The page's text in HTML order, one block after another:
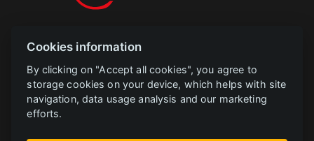
POLAR televize Ostrava s.r.o.
Copyright
2023 |www.polar.cz
PROJEKT FERRIT s.r.o. Implementace informačního systému společnosti
CZ.31.2.0/0.0/0.0/22_014/0005729 je financován Evropskou unií.
Cookies information
By clicking on "Accept all cookies", you agree to
storage cookies on your device, which helps with site
navigation, data usage analysis and our marketing
efforts.